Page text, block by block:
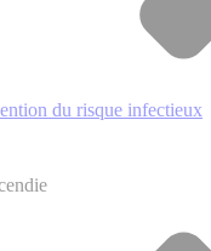
du risque infectieux